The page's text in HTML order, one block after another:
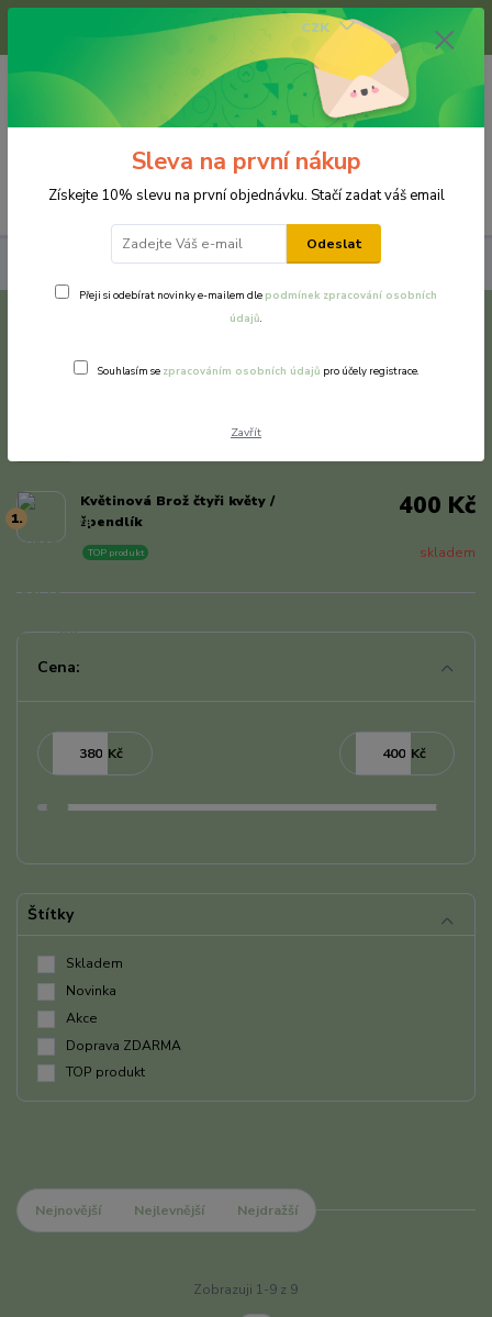
Menu
CZK
(Po-Pá, 8-16 hod.)
0 Kč
Chirurgická ocel (316L)
1.
Květinová Brož čtyři květy /
špendlík
skladem
TOP produkt
400 Kč
Cena:
Kč Kč
Štítky
Skladem
Novinka
Akce
Doprava ZDARMA
TOP produkt
Nejnovější Nejlevnější Nejdražší
Zobrazuji 1-9 z 9
Sleva na první nákup
Získejte 10% slevu na první objednávku. Stačí zadat váš email
Odeslat
Přeji si odebírat novinky e-mailem dle podmínek zpracování osobních
údajů.
Souhlasím se zpracováním osobních údajů pro účely registrace.
Zavřít